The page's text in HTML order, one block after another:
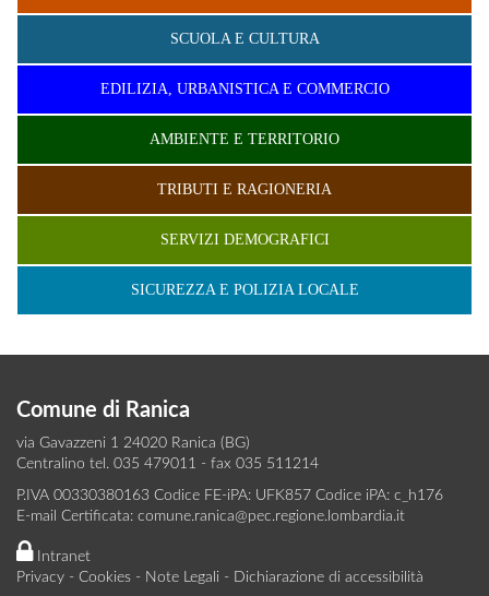
SCUOLA E CULTURA
EDILIZIA, URBANISTICA E COMMERCIO
AMBIENTE E TERRITORIO
TRIBUTI E RAGIONERIA
SERVIZI DEMOGRAFICI
SICUREZZA E POLIZIA LOCALE
Comune di Ranica
via Gavazzeni 1 24020 Ranica (BG)
Centralino tel. 035 479011 - fax 035 511214
P.IVA 00330380163 Codice FE-iPA: UFK857 Codice iPA: c_h176
E-mail Certificata: comune.ranica@pec.regione.lombardia.it
Intranet
Privacy - Cookies - Note Legali - Dichiarazione di accessibilità